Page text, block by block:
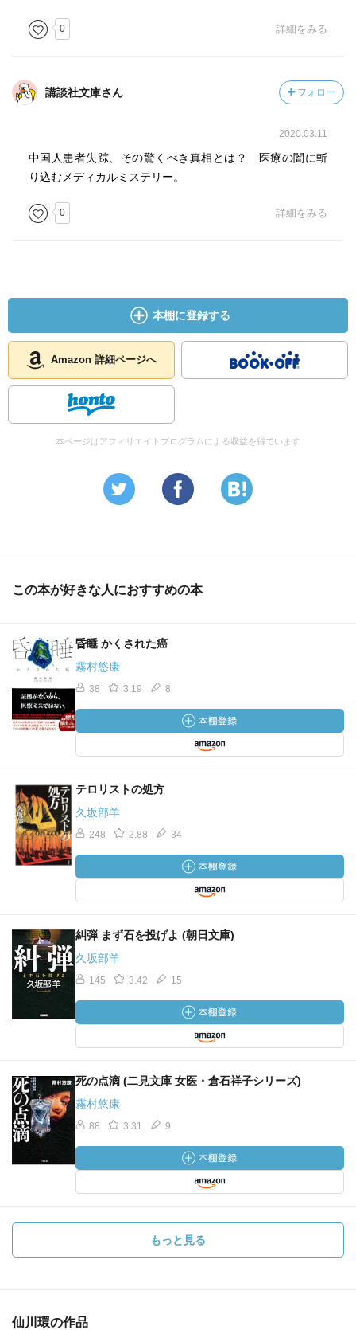
0 詳細をみる
講談社文庫さん フォロー
2020.03.11
中国人患者失踪、その驚くべき真相とは？ 医療の闇に斬
り込むメディカルミステリー。
0 詳細をみる
本棚に登録する
Amazon 詳細ページへ
本ページはアフィリエイトプログラムによる収益を得ています
この本が好きな人におすすめの本
昏睡 かくされた癌
霧村悠康
38 3.19 8
テロリストの処方
久坂部羊
248 2.88 34
糾弾 まず石を投げよ (朝日文庫)
久坂部羊
145 3.42 15
死の点滴 (二見文庫 女医・倉石祥子シリーズ)
霧村悠康
88 3.31 9
もっと見る
仙川環の作品